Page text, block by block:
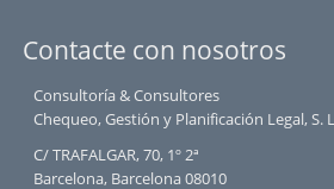
Contacte con nosotros
Consultoría & Consultores
Chequeo, Gestión y Planificación Legal, S.
C/ TRAFALGAR, 70, 1º 2ª
Barcelona, Barcelona 08010